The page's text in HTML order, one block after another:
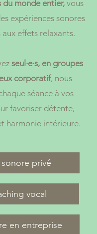
du monde entier,vous
expériences sonores
aux effets relaxants.
seul·e·s, en groupes
corporatif, nous
séance à vos
favoriser détente,
harmonie intérieure.
sonore privé
vocal
en entreprise